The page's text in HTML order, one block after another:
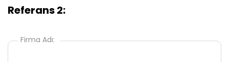
Referans 2:
Firma Adı: